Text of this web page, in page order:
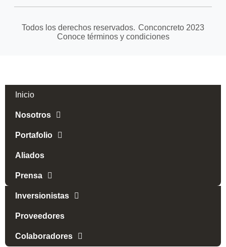
Todos los derechos reservados. Conconcreto 2023
Conoce términos y condiciones
Inicio
Nosotros
Portafolio
Aliados
Prensa
Inversionistas
Proveedores
Colaboradores